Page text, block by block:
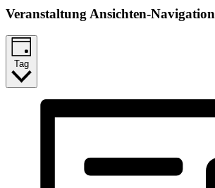
Veranstaltung Ansichten-Navigation
Tag